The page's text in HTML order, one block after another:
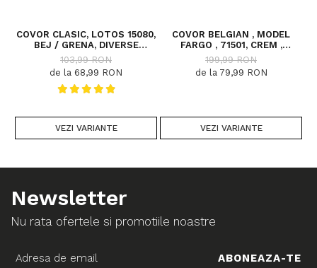
COVOR CLASIC, LOTOS 15080,
BEJ / GRENA, DIVERSE
DIMENSIUNI
103,99 RON
de la 68,99 RON
VEZI VARIANTE
COVOR BELGIAN , MODEL
FARGO , 71501, CREM ,
DIVERSE DIMENSIUNI
199,99 RON
de la 79,99 RON
VEZI VARIANTE
Newsletter
Nu rata ofertele si promotiile noastre